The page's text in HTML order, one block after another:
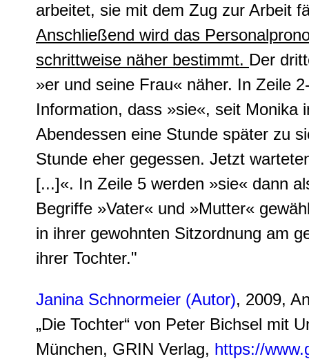
arbeitet, sie mit dem Zug zur Arbeit
Anschließend wird das
schrittweise näher bestimmt. Der
»er und seine Frau« näher. In Zeile
Information, dass »sie«, seit Monika
Abendessen eine Stunde später zu
Stunde eher gegessen. Jetzt
[...]«. In Zeile 5 werden »sie« dann
Begriffe »Vater« und »Mutter«
in ihrer gewohnten Sitzordnung am
ihrer Tochter."
Janina Schnormeier (Autor), 2009,
„Die Tochter“ von Peter Bichsel mit
München, GRIN Verlag, https://